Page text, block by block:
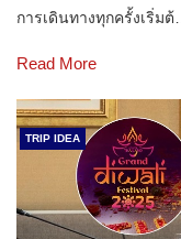
การเดินทางทุกครั้งเริ่มต้…
Read More
TRIP IDEA